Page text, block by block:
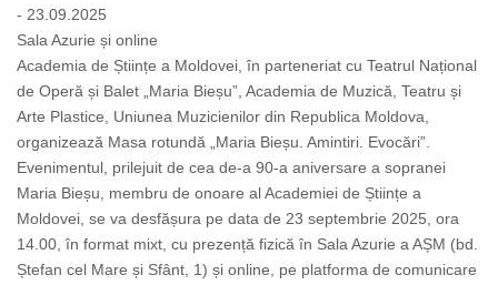
- 23.09.2025
Sala Azurie și online
Academia de Științe a Moldovei, în parteneriat cu Teatrul Național
de Operă și Balet „Maria Bieșu”, Academia de Muzică, Teatru și
Arte Plastice, Uniunea Muzicienilor din Republica Moldova,
organizează Masa rotundă „Maria Bieșu. Amintiri. Evocări”.
Evenimentul, prilejuit de cea de-a 90-a aniversare a sopranei
Maria Bieșu, membru de onoare al Academiei de Științe a
Moldovei, se va desfășura pe data de 23 septembrie 2025, ora
14.00, în format mixt, cu prezență fizică în Sala Azurie a AȘM (bd.
Ștefan cel Mare și Sfânt, 1) și online, pe platforma de comunicare